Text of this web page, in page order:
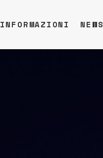
INFORMAZIONI NEWS